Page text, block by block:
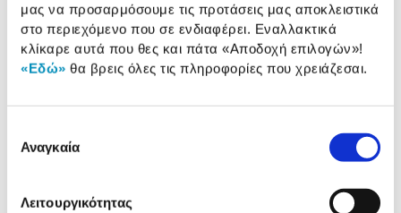
μας να προσαρμόσουμε τις προτάσεις μας αποκλειστικά
στο περιεχόμενο που σε ενδιαφέρει. Εναλλακτικά
κλίκαρε αυτά που θες και πάτα «Αποδοχή επιλογών»!
«Εδώ» θα βρεις όλες τις πληροφορίες που χρειάζεσαι.
συγκατάθεσης
Αναγκαία
Λειτουργικότητας
προϊόντος
Αξιολογήσεις
Αξιολογήσεις
Δες τι κλίκαραν όσοι είδαν το ίδιο
προϊόν με εσένα!